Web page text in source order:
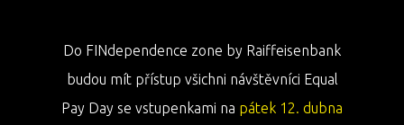
Do FINdependence zone by Raiffeisenbank
budou mít přístup všichni návštěvníci Equal
Pay Day se vstupenkami na pátek 12. dubna